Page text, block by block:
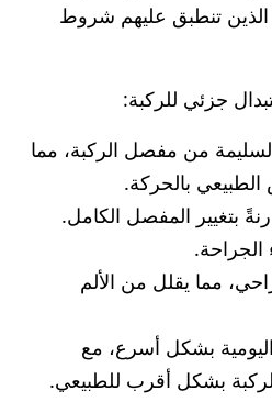
تنطبق عليهم شروط
جزئي للركبة:
من مفصل الركبة، مما
بالحركة.
بتغيير المفصل الكامل.
الجراحة.
مما يقلل من الألم
اليومية بشكل أسرع، مع
بشكل أقرب للطبيعي.